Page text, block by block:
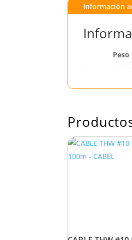
Información
Peso